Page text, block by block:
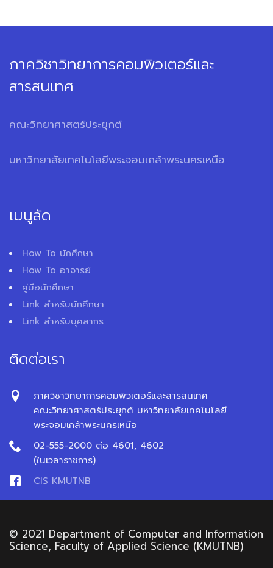
ภาควิชาวิทยาการคอมพิวเตอร์และ
สารสนเทศ
คณะวิทยาศาสตร์ประยุกต์
มหาวิทยาลัยเทคโนโลยีพระจอมเกล้าพระนครเหนือ
เมนูลัด
How To นักศึกษา
How To อาจารย์
คู่มือนักศึกษา
Link สำหรับนักศึกษา
Link สำหรับบุคลากร
ติดต่อเรา
ภาควิชาวิทยาการคอมพิวเตอร์และสารสนเทศ
คณะวิทยาศาสตร์ประยุกต์ มหาวิทยาลัยเทคโนโลยี
พระจอมเกล้าพระนครเหนือ
02-555-2000 ต่อ 4601, 4602
(ในเวลาราชการ)
CIS KMUTNB
© 2021 Department of Computer and Information
Science, Faculty of Applied Science (KMUTNB)